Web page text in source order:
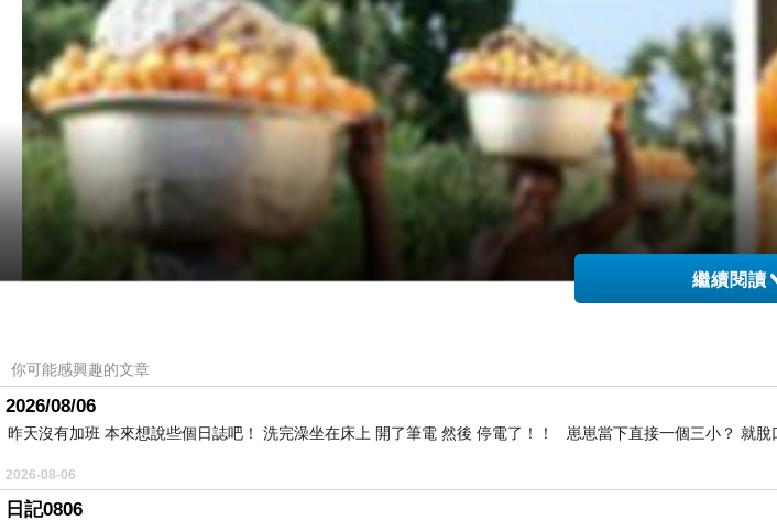
照片-非洲的玉蜀黍-[網摘]。
繼續閱讀
你可能感興趣的文章
2026/08/06
昨天沒有加班 本來想說些個日誌吧！ 洗完澡坐在床上 開了筆電 然後 停電了！！ 崽崽當下直接一個三小？ 就脫
2026-08-06
日記0806